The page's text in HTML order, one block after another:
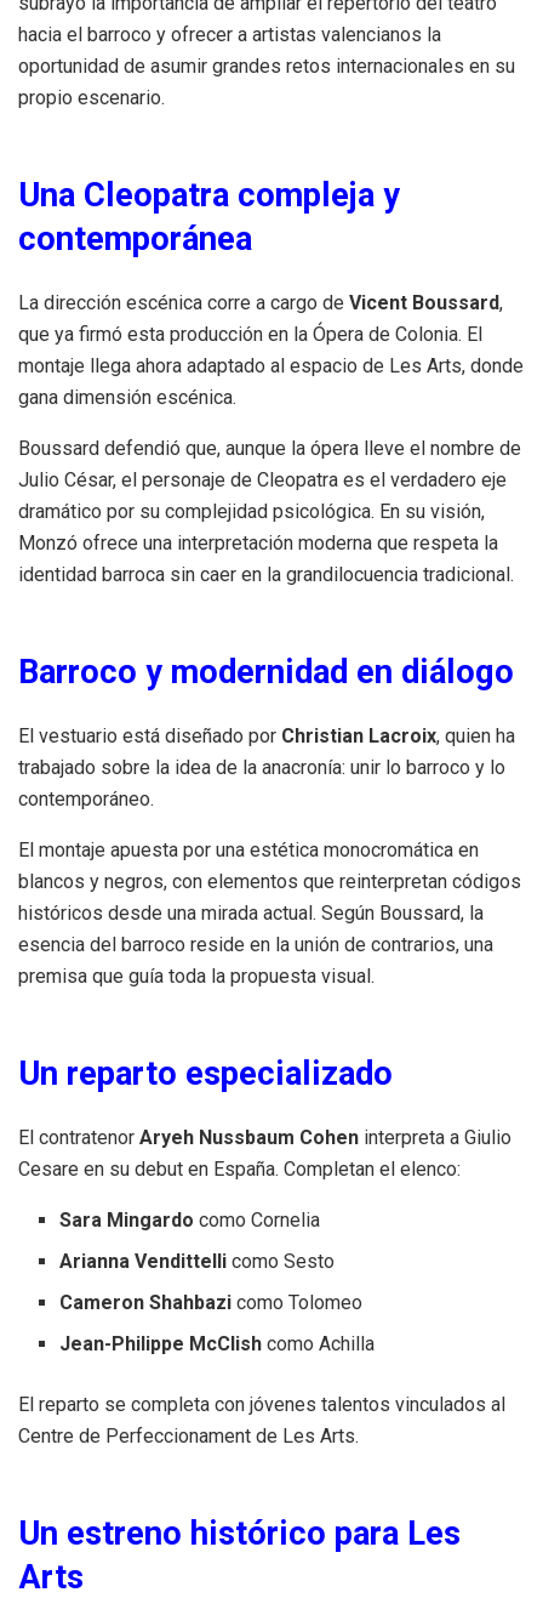
hacia el barroco y ofrecer a artistas valencianos la
oportunidad de asumir grandes retos internacionales en su
propio escenario.
Una Cleopatra compleja y
contemporánea
La dirección escénica corre a cargo de Vicent Boussard,
que ya firmó esta producción en la Ópera de Colonia. El
montaje llega ahora adaptado al espacio de Les Arts, donde
gana dimensión escénica.
Boussard defendió que, aunque la ópera lleve el nombre de
Julio César, el personaje de Cleopatra es el verdadero eje
dramático por su complejidad psicológica. En su visión,
Monzó ofrece una interpretación moderna que respeta la
identidad barroca sin caer en la grandilocuencia tradicional.
Barroco y modernidad en diálogo
El vestuario está diseñado por Christian Lacroix, quien ha
trabajado sobre la idea de la anacronía: unir lo barroco y lo
contemporáneo.
El montaje apuesta por una estética monocromática en
blancos y negros, con elementos que reinterpretan códigos
históricos desde una mirada actual. Según Boussard, la
esencia del barroco reside en la unión de contrarios, una
premisa que guía toda la propuesta visual.
Un reparto especializado
El contratenor Aryeh Nussbaum Cohen interpreta a Giulio
Cesare en su debut en España. Completan el elenco:
Sara Mingardo como Cornelia
Arianna Vendittelli como Sesto
Cameron Shahbazi como Tolomeo
Jean-Philippe McClish como Achilla
El reparto se completa con jóvenes talentos vinculados al
Centre de Perfeccionament de Les Arts.
Un estreno histórico para Les
Arts